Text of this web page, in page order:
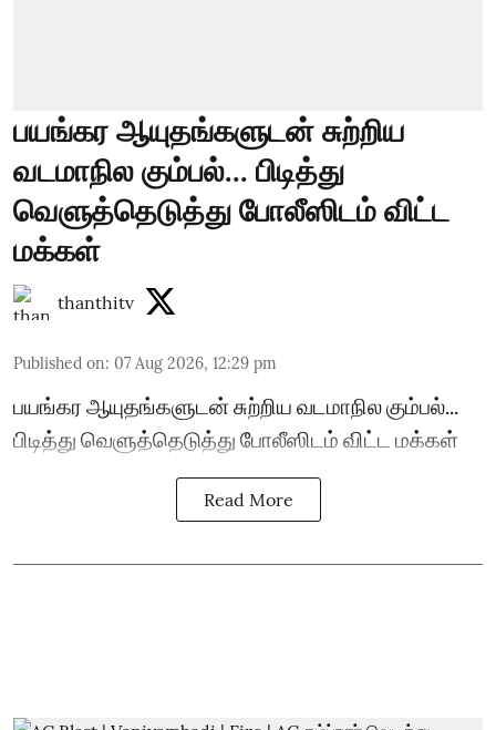
பயங்கர ஆயுதங்களுடன் சுற்றிய
வடமாநில கும்பல்... பிடித்து
வெளுத்தெடுத்து போலீஸிடம் விட்ட
மக்கள்
thanthitv
Published on: 07 Aug 2026, 12:29 pm
பயங்கர ஆயுதங்களுடன் சுற்றிய வடமாநில கும்பல்...
பிடித்து வெளுத்தெடுத்து போலீஸிடம் விட்ட மக்கள்
Read More